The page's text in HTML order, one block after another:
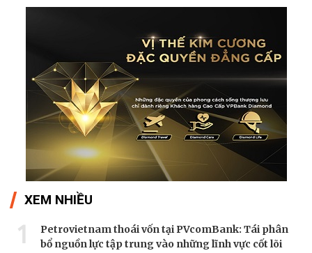
XEM NHIỀU
1
Petrovietnam thoái vốn tại PVcomBank: Tái phân
bổ nguồn lực tập trung vào những lĩnh vực cốt lõi